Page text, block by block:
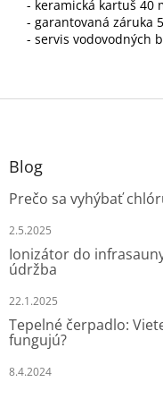
- keramická kartuš 40
- garantovaná záruka
- servis vodovodných
Z
Blog
Prečo sa vyhýbať
2.5.2025
Ionizátor do
údržba
22.1.2025
Tepelné čerpadlo:
fungujú?
8.4.2024